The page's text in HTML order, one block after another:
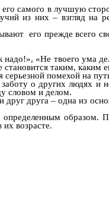
самого в лучшую
из них – взгляд на
его прежде всего
надо!», «Не твоего
таким, каким
помехой на
о других людях и
словом и делом.
друга – одна из
образом.
возрасте.